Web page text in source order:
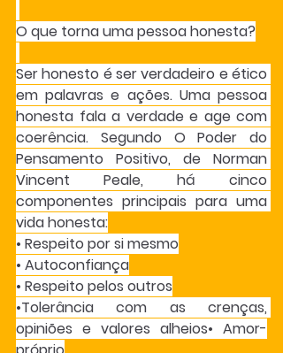
O que torna uma pessoa honesta?
Ser honesto é ser verdadeiro e ético
em palavras e ações. Uma pessoa
honesta fala a verdade e age com
coerência. Segundo O Poder do
Pensamento Positivo, de Norman
Vincent Peale, há cinco
componentes principais para uma
vida honesta:
• Respeito por si mesmo
• Autoconfiança
• Respeito pelos outros
•Tolerância com as crenças,
opiniões e valores alheios• Amor-